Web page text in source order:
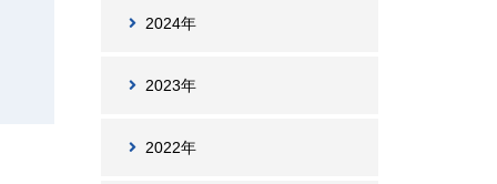
2024年
2023年
2022年